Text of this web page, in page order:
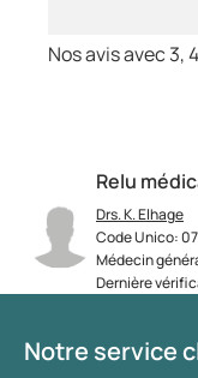
Relu
Drs. K. Elhage
Code Unico:
Médecin
Dernière
Nos avis avec 3,
Notre service